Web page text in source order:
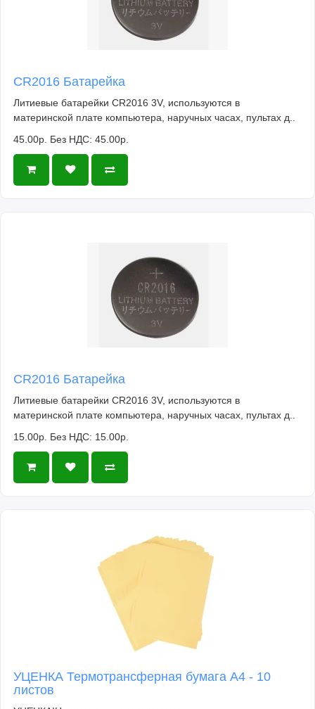
CR2016 Батарейка
Литиевые батарейки CR2016 3V, используются в
материнской плате компьютера, наручных часах, пультах д..
45.00р. Без НДС: 45.00р.
CR2016 Батарейка
Литиевые батарейки CR2016 3V, используются в
материнской плате компьютера, наручных часах, пультах д..
15.00р. Без НДС: 15.00р.
УЦЕНКА Термотрансферная бумага А4 - 10
листов